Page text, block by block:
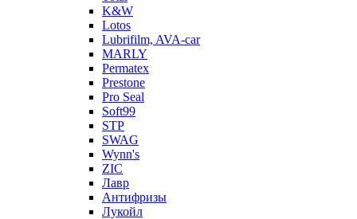
K&W
Lotos
Lubrifilm, AVA-car
MARLY
Permatex
Prestone
Pro Seal
Soft99
STP
SWAG
Wynn's
ZIC
Лавр
Антифризы
Лукойл